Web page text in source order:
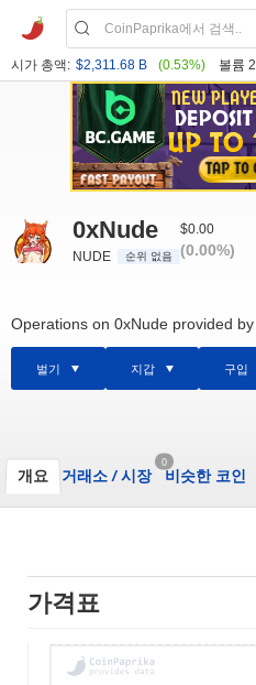
시가 총액: $2,311.68 B (0.53%) 볼륨
0xNude
NUDE 순위 없음
$0.00
(0.00%)
Operations on 0xNude provided
벌기 지갑 구입
개요 거래소 /시장
0
비슷한 코인
가격표